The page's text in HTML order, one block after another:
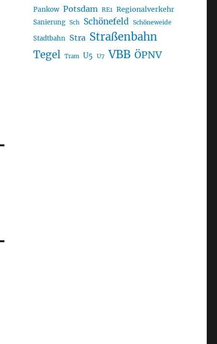
Pankow Potsdam RE1 Regionalverkehr
Sanierung Sch Schönefeld Schöneweide
Stadtbahn Stra Straßenbahn
Tegel Tram U5 U7 VBB ÖPNV